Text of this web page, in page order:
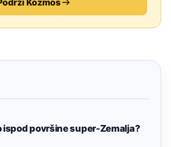
Kozmos
ispod površine super-Zemalja?